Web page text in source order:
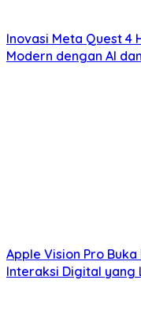
Inovasi Meta Quest 4
Modern dengan AI
Apple Vision Pro
Interaksi Digital yang